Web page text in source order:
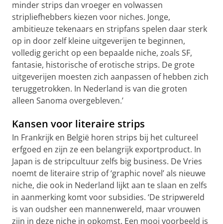
minder strips dan vroeger en volwassen
stripliefhebbers kiezen voor niches. Jonge,
ambitieuze tekenaars en stripfans spelen daar sterk
op in door zelf kleine uitgeverijen te beginnen,
volledig gericht op een bepaalde niche, zoals SF,
fantasie, historische of erotische strips. De grote
uitgeverijen moesten zich aanpassen of hebben zich
teruggetrokken. In Nederland is van die groten
alleen Sanoma overgebleven.’
Kansen voor literaire strips
In Frankrijk en België horen strips bij het cultureel
erfgoed en zijn ze een belangrijk exportproduct. In
Japan is de stripcultuur zelfs big business. De Vries
noemt de literaire strip of ‘graphic novel’ als nieuwe
niche, die ook in Nederland lijkt aan te slaan en zelfs
in aanmerking komt voor subsidies. ‘De stripwereld
is van oudsher een mannenwereld, maar vrouwen
zijn in deze niche in opkomst. Een mooi voorbeeld is